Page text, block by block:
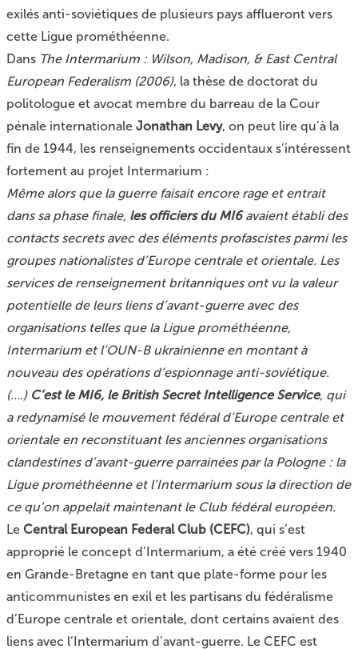
exilés anti-soviétiques de plusieurs pays afflueront vers
cette Ligue prométhéenne.
Dans The Intermarium : Wilson, Madison, & East Central
European Federalism (2006), la thèse de doctorat du
politologue et avocat membre du barreau de la Cour
pénale internationale Jonathan Levy, on peut lire qu’à la
fin de 1944, les renseignements occidentaux s’intéressent
fortement au projet Intermarium :
Même alors que la guerre faisait encore rage et entrait
dans sa phase finale, les officiers du MI6avaient établi des
contacts secrets avec des éléments profascistes parmi les
groupes nationalistes d’Europe centrale et orientale. Les
services de renseignement britanniques ont vu la valeur
potentielle de leurs liens d’avant-guerre avec des
organisations telles que la Ligue prométhéenne,
Intermarium et l’OUN-B ukrainienne en montant à
nouveau des opérations d’espionnage anti-soviétique.
(….) C’est le MI6, le British Secret Intelligence Service, qui
a redynamisé le mouvement fédéral d’Europe centrale et
orientale en reconstituant les anciennes organisations
clandestines d’avant-guerre parrainées par la Pologne : la
Ligue prométhéenne et l’Intermarium sous la direction de
ce qu’on appelait maintenant le Club fédéral européen.
Le Central European Federal Club (CEFC), qui s’est
approprié le concept d’Intermarium, a été créé vers 1940
en Grande-Bretagne en tant que plate-forme pour les
anticommunistes en exil et les partisans du fédéralisme
d’Europe centrale et orientale, dont certains avaient des
liens avec l’Intermarium d’avant-guerre. Le CEFC est